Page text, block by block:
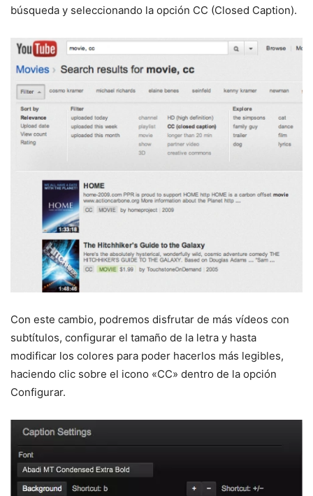
búsqueda y seleccionando la opción CC (Closed Caption).
Con este cambio, podremos disfrutar de más vídeos con
subtítulos, configurar el tamaño de la letra y hasta
modificar los colores para poder hacerlos más legibles,
haciendo clic sobre el icono «CC» dentro de la opción
Configurar.